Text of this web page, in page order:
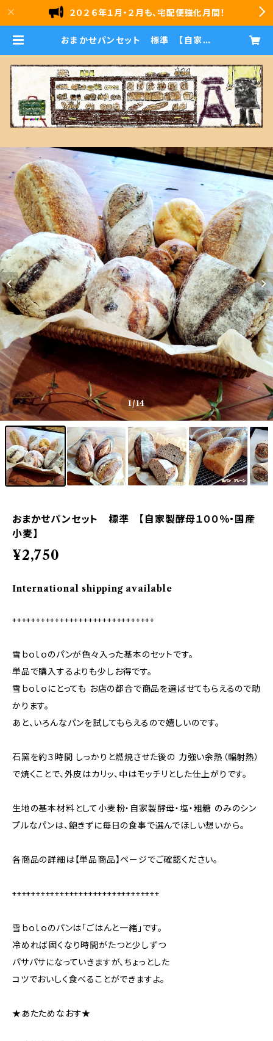
２０２６年１月・２月も、宅配便強化月間！
おまかせパンセット 標準 【自家製
1/14
おまかせパンセット 標準 【自家製酵母１００％・国産
小麦】
¥2,750
International shipping available
++++++++++++++++++++++++++++++
雪ｂｏｌｏのパンが色々入った基本のセットです。
単品で購入するよりも少しお得です。
雪ｂｏｌｏにとっても お店の都合で商品を選ばせてもらえるので助
かります。
あと、いろんなパンを試してもらえるので嬉しいのです。
石窯を約３時間 しっかりと燃焼させた後の 力強い余熱（輻射熱）
で焼くことで、外皮はカリッ、中はモッチリとした仕上がりです。
生地の基本材料として小麦粉・自家製酵母・塩・粗糖 のみのシン
プルなパンは、飽きずに毎日の食事で選んでほしい想いから。
各商品の詳細は【単品商品】ページでご確認ください。
+++++++++++++++++++++++++++++++
雪ｂｏｌｏのパンは「ごはんと一緒」です。
冷めれば固くなり時間がたつと少しずつ
パサパサになっていきますが、ちょっとした
コツでおいしく食べることができますよ。
★あたためなおす★